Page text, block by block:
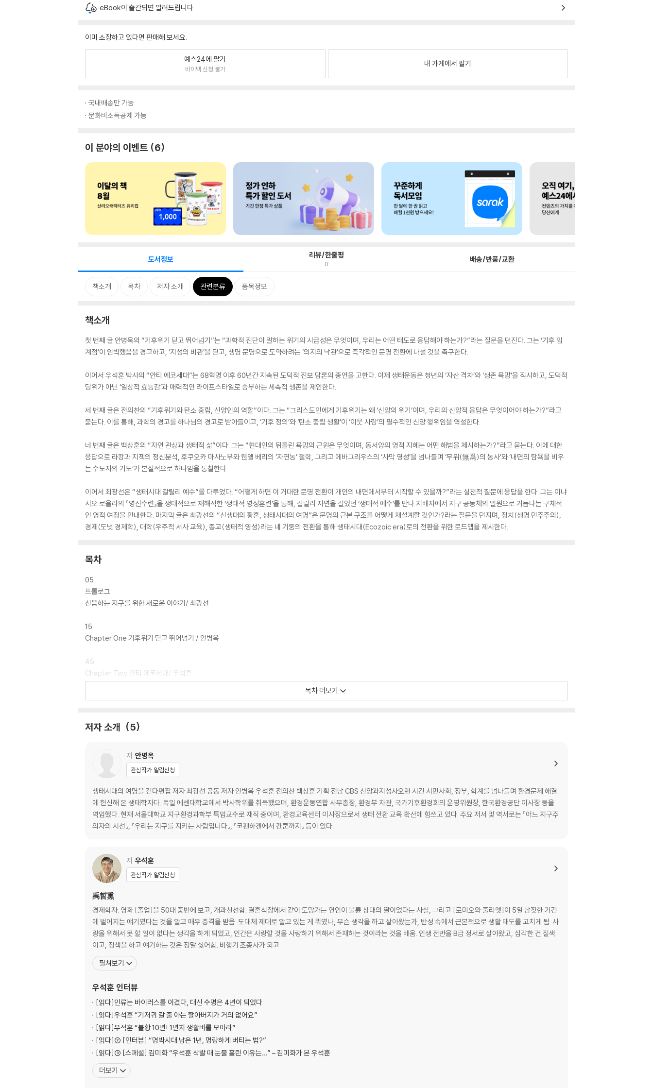
eBook이 출간되면 알려드립니다.
이미 소장하고 있다면 판매해 보세요.
예스24에 팔기
바이백 신청 불가
내 가게에서 팔기
국내배송만 가능
문화비소득공제 가능
이 분야의 이벤트 6
도서정보 리뷰/한줄평
0 배송/반품/교환
책소개 목차 저자 소개 관련분류 품목정보
책소개
첫 번째 글 안병옥의 “기후위기 딛고 뛰어넘기”는 “과학적 진단이 말하는 위기의 시급성은 무엇이며, 우리는 어떤 태도로 응답해야 하는가?”라는 질문을 던진다. 그는 ‘기후 임
계점’이 임박했음을 경고하고, ‘지성의 비관’을 딛고, 생명 문명으로 도약하려는 ‘의지의 낙관’으로 즉각적인 문명 전환에 나설 것을 촉구한다.
이어서 우석훈 박사의 “안티 에코세대”는 68혁명 이후 60년간 지속된 도덕적 진보 담론의 종언을 고한다. 이제 생태운동은 청년의 ‘자산 격차’와 ‘생존 욕망’을 직시하고, 도덕적
당위가 아닌 ‘일상적 효능감’과 매력적인 라이프스타일로 승부하는 세속적 생존을 제안한다.
세 번째 글은 전의찬의 “기후위기와 탄소 중립, 신앙인의 역할”이다. 그는 “그리스도인에게 기후위기는 왜 ‘신앙의 위기’이며, 우리의 신앙적 응답은 무엇이어야 하는가?”라고
묻는다. 이를 통해, 과학의 경고를 하나님의 경고로 받아들이고, ‘기후 정의’와 ‘탄소 중립 생활’이 ‘이웃 사랑’의 필수적인 신앙 행위임을 역설한다.
네 번째 글은 백상훈의 “자연 관상과 생태적 삶”이다. 그는 “현대인의 뒤틀린 욕망의 근원은 무엇이며, 동서양의 영적 지혜는 어떤 해법을 제시하는가?”라고 묻는다. 이에 대한
응답으로 라캉과 지젝의 정신분석, 후쿠오카 마사노부와 웬델 베리의 ‘자연농’ 철학, 그리고 에바그리우스의 ‘사막 영성’을 넘나들며 ‘무위(無爲)의 농사’와 ‘내면의 탐욕을 비우
는 수도자의 기도’가 본질적으로 하나임을 통찰한다.
이어서 최광선은 “생태시대 갈릴리 예수”를 다루었다. “어떻게 하면 이 거대한 문명 전환이 개인의 내면에서부터 시작할 수 있을까?”라는 실천적 질문에 응답을 한다. 그는 이냐
시오 로욜라의 『영신수련』을 생태적으로 재해석한 ‘생태적 영성훈련’을 통해, 갈릴리 자연을 걸었던 ‘생태적 예수’를 만나 지배자에서 지구 공동체의 일원으로 거듭나는 구체적
인 영적 여정을 안내한다. 마지막 글은 최광선의 “신생대의 황혼, 생태시대의 여명”은 문명의 근본 구조를 어떻게 재설계할 것인가?라는 질문을 던지며, 정치(생명 민주주의),
경제(도넛 경제학), 대학(우주적 서사 교육), 종교(생태적 영성)라는 네 기둥의 전환을 통해 생태시대(Ecozoic era)로의 전환을 위한 로드맵을 제시한다.
목차
05
프롤로그
신음하는 지구를 위한 새로운 이야기/ 최광선
15
Chapter One 기후위기 딛고 뛰어넘기 / 안병옥
45
Chapter Two 안티 에코세대/ 우석훈
83
Chapter Five 생태시대의 갈릴리 예수/ 최광선
143
Chapter Six 신생대의 황혼, 생태시대의 여명/ 최광선
우주적 춤에 초대합니다/ 최광선
부록
생태문명 전환을 위한 실천제안서
목차 더보기
저자 소개 5
저 안병옥
관심작가 알림신청
생태시대의 여명을 걷다편집 저자 최광선 공동 저자 안병옥 우석훈 전의찬 백상훈 기획 전남 CBS 신앙과지성사오랜 시간 시민사회, 정부, 학계를 넘나들며 환경문제 해결
에 헌신해 온 생태학자다. 독일 에센대학교에서 박사학위를 취득했으며, 환경운동연합 사무총장, 환경부 차관, 국가기후환경회의 운영위원장, 한국환경공단 이사장 등을
역임했다. 현재 서울대학교 지구환경과학부 특임교수로 재직 중이며, 환경교육센터 이사장으로서 생태 전환 교육 확산에 힘쓰고 있다. 주요 저서 및 역서로는 『어느 지구주
의자의 시선』, 『우리는 지구를 지키는 사람입니다』, 『코펜하겐에서 칸쿤까지』 등이 있다.
저 우석훈
관심작가 알림신청
禹晳熏
경제학자. 영화 [졸업]을 50대 중반에 보고, 개과천선함. 결혼식장에서 같이 도망가는 연인이 불륜 상대의 딸이었다는 사실, 그리고 [로미오와 줄리엣]이 5일 남짓한 기간
에 벌어지는 얘기였다는 것을 알고 매우 충격을 받음. 도대체 제대로 알고 있는 게 뭐였나, 무슨 생각을 하고 살아왔는가, 반성 속에서 근본적으로 생활 태도를 고치게 됨. 사
랑을 위해서 못 할 일이 없다는 생각을 하게 되었고, 인간은 사랑할 것을 사랑하기 위해서 존재하는 것이라는 것을 배움. 인생 전반을 B급 정서로 살아왔고, 심각한 건 질색
이고, 정색을 하고 얘기하는 것은 정말 싫어함. 비행기 조종사가 되고
펼쳐보기
우석훈 인터뷰
[읽다]인류는 바이러스를 이겼다, 대신 수명은 4년이 되었다
[읽다]우석훈 “기저귀 갈 줄 아는 할아버지가 거의 없어요”
[읽다]우석훈 “불황 10년! 1년치 생활비를 모아라”
[읽다]② [인터뷰] “명박시대 남은 1년, 명랑하게 버티는 법?”
[읽다]③ [스페셜] 김미화 “우석훈 삭발 때 눈물 흘린 이유는…” – 김미화가 본 우석훈
더보기